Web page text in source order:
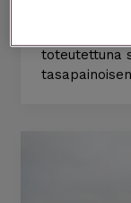
toteutettuna